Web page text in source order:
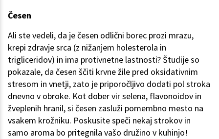
Česen
Ali ste vedeli, da je česen odlični borec prozi mrazu,
krepi zdravje srca (z nižanjem holesterola in
trigliceridov) in ima protivnetne lastnosti? Študije so
pokazale, da česen ščiti krvne žile pred oksidativnim
stresom in vnetji, zato je priporočljivo dodati pol stroka
dnevno v obroke. Kot dober vir selena, flavonoidov in
žveplenih hranil, si česen zasluži pomembno mesto na
vsakem krožniku. Poskusite speči nekaj strokov in
samo aroma bo pritegnila vašo družino v kuhinjo!